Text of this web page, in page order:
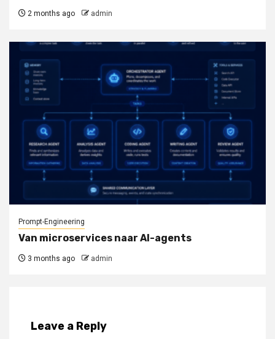
2 months ago admin
Prompt-Engineering
Van microservices naar AI-agents
3 months ago admin
Leave a Reply